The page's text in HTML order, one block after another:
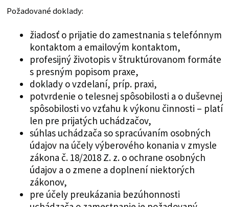
Požadované doklady:
žiadosť o prijatie do zamestnania s telefónnym
kontaktom a emailovým kontaktom,
profesijný životopis v štruktúrovanom formáte
s presným popisom praxe,
doklady o vzdelaní, príp. praxi,
potvrdenie o telesnej spôsobilosti a o duševnej
spôsobilosti vo vzťahu k výkonu činnosti – platí
len pre prijatých uchádzačov,
súhlas uchádzača so spracúvaním osobných
údajov na účely výberového konania v zmysle
zákona č. 18/2018 Z. z. o ochrane osobných
údajov a o zmene a doplnení niektorých
zákonov,
pre účely preukázania bezúhonnosti